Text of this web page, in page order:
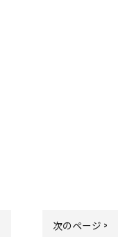
次のページ >